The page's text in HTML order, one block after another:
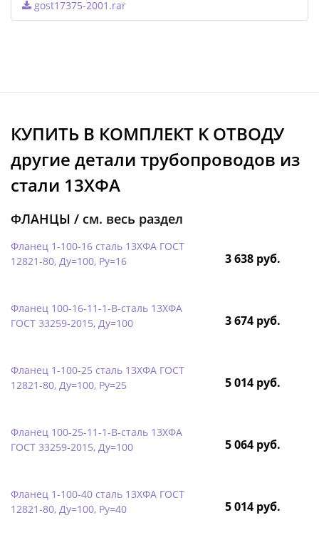
gost17375-2001.rar
КУПИТЬ В КОМПЛЕКТ K ОТВОДУ
другие детали трубопроводов из
стали 13ХФА
ФЛАНЦЫ / см. весь раздел
Фланец 1-100-16 сталь 13ХФА ГОСТ
12821-80, Ду=100, Ру=16
3 638 руб.
Фланец 100-16-11-1-B-сталь 13ХФА
ГОСТ 33259-2015, Ду=100
3 674 руб.
Фланец 1-100-25 сталь 13ХФА ГОСТ
12821-80, Ду=100, Ру=25
5 014 руб.
Фланец 100-25-11-1-B-сталь 13ХФА
ГОСТ 33259-2015, Ду=100
5 064 руб.
Фланец 1-100-40 сталь 13ХФА ГОСТ
12821-80, Ду=100, Ру=40
5 014 руб.